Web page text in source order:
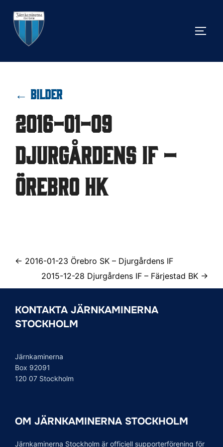
innehåll
← BILDER
2016-01-09
Djurgårdens IF –
Örebro HK
← 2016-01-23 Örebro SK – Djurgårdens IF
2015-12-28 Djurgårdens IF – Färjestad BK →
KONTAKTA JÄRNKAMINERNA
STOCKHOLM
Järnkaminerna
Box 92091
120 07 Stockholm
OM JÄRNKAMINERNA STOCKHOLM
Järnkaminerna Stockholm är officiell supporterförening för